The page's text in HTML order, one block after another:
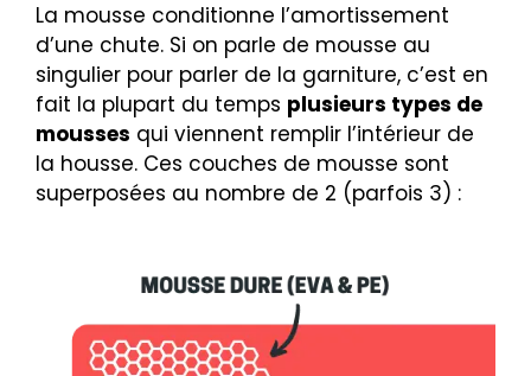
La mousse conditionne l’amortissement
d’une chute. Si on parle de mousse au
singulier pour parler de la garniture, c’est en
fait la plupart du temps plusieurs types de
mousses qui viennent remplir l’intérieur de
la housse. Ces couches de mousse sont
superposées au nombre de 2 (parfois 3) :